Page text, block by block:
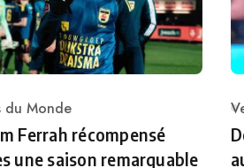
du Monde
Ferrah récompensé
une saison remarquable